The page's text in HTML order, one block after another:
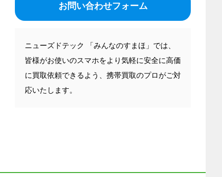
お問い合わせフォーム
ニューズドテック 「みんなのすまほ」では、
皆様がお使いのスマホをより気軽に安全に高価
に買取依頼できるよう、携帯買取のプロがご対
応いたします。